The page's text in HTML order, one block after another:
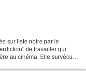
sur liste noire par le
de travailler qui
au cinéma. Elle survécut